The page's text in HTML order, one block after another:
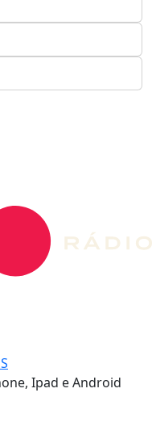
Ipad e Android